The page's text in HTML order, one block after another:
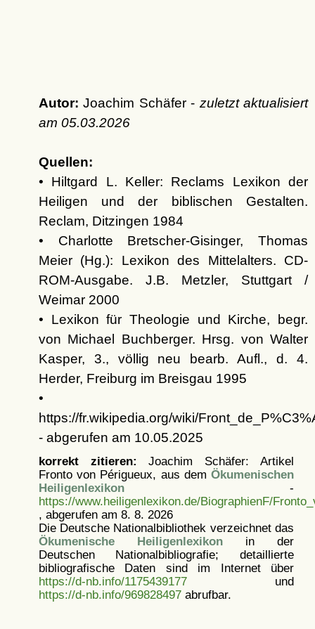
Autor: Joachim Schäfer - zuletzt aktualisiert
am 05.03.2026
Quellen:
• Hiltgard L. Keller: Reclams Lexikon der
Heiligen und der biblischen Gestalten.
Reclam, Ditzingen 1984
• Charlotte Bretscher-Gisinger, Thomas
Meier (Hg.): Lexikon des Mittelalters. CD-
ROM-Ausgabe. J.B. Metzler, Stuttgart /
Weimar 2000
• Lexikon für Theologie und Kirche, begr.
von Michael Buchberger. Hrsg. von Walter
Kasper, 3., völlig neu bearb. Aufl., d. 4.
Herder, Freiburg im Breisgau 1995
•
https://fr.wikipedia.org/wiki/
- abgerufen am 10.05.2025
korrekt zitieren: Joachim Schäfer: Artikel
Fronto von Périgueux, aus dem Ökumenischen
Heiligenlexikon-
https://www.heiligenlexikon.de/BiographienF/
, abgerufen am 8. 8. 2026
Die Deutsche Nationalbibliothek verzeichnet das
Ökumenische Heiligenlexikonin der
Deutschen Nationalbibliografie; detaillierte
bibliografische Daten sind im Internet über
https://d-nb.info/1175439177und
https://d-nb.info/969828497abrufbar.